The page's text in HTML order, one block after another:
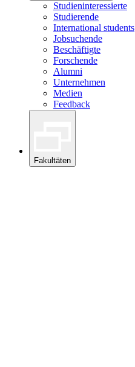
Studieninteressierte
Studierende
International students
Jobsuchende
Beschäftigte
Forschende
Alumni
Unternehmen
Medien
Feedback
Fakultäten